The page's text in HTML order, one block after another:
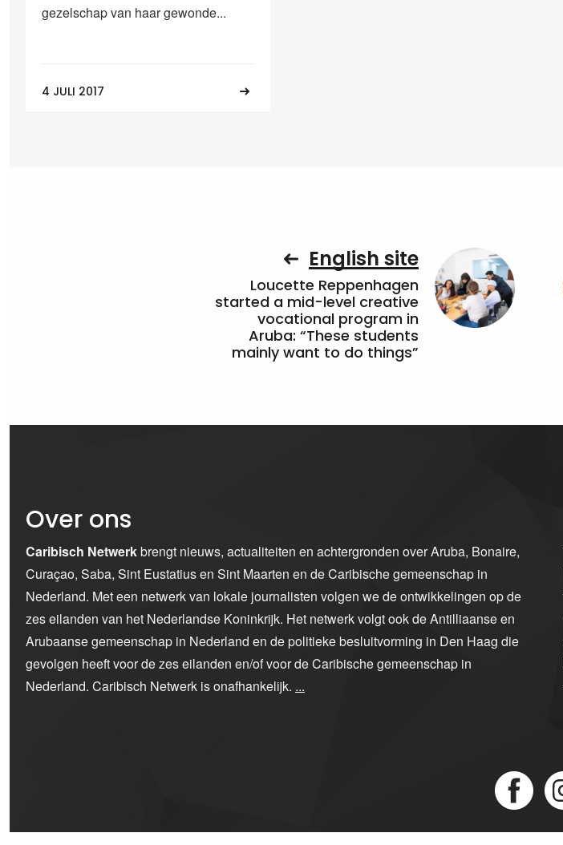
gezelschap van haar gewonde...
4 JULI 2017
English site
Loucette Reppenhagen
started a mid-level creative
vocational program in
Aruba: “These students
mainly want to do things”
Over ons
Caribisch Netwerkbrengt nieuws, actualiteiten en achtergronden over Aruba, Bonaire,
Curaçao, Saba, Sint Eustatius en Sint Maarten en de Caribische gemeenschap in
Nederland. Met een netwerk van lokale journalisten volgen we de ontwikkelingen op de
zes eilanden van het Nederlandse Koninkrijk. Het netwerk volgt ook de Antilliaanse en
Arubaanse gemeenschap in Nederland en de politieke besluitvorming in Den Haag die
gevolgen heeft voor de zes eilanden en/of voor de Caribische gemeenschap in
Nederland. Caribisch Netwerk is onafhankelijk. ...